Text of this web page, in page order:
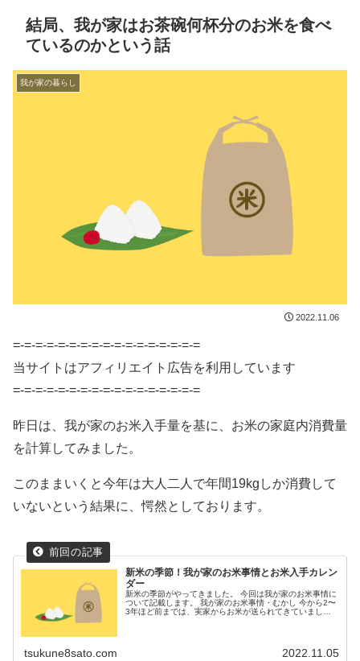
結局、我が家はお茶碗何杯分のお米を食べ
ているのかという話
我が家の暮らし
2022.11.06
=-=-=-=-=-=-=-=-=-=-=-=-=-=-=-=-=
当サイトはアフィリエイト広告を利用しています
=-=-=-=-=-=-=-=-=-=-=-=-=-=-=-=-=
昨日は、我が家のお米入手量を基に、お米の家庭内消費量
を計算してみました。
このままいくと今年は大人二人で年間19kgしか消費して
いないという結果に、愕然としております。
新米の季節！我が家のお米事情とお米入手カレン
ダー
新米の季節がやってきました。 今回は我が家のお米事情に
ついて記載します。 我が家のお米事情・むかし 今から2〜
3年ほど前までは、実家からお米が送られてきていまし
tsukune8sato.com 2022.11.05